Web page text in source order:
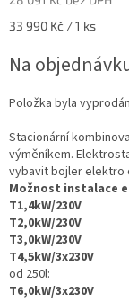
Měrná
33 990 Kč / 1 ks
Na
Položka byla
Stacionární
výměníkem.
vybavit bojler elektro
Možnost instalace
T1,4kW/230V
T2,0kW/230V
T3,0kW/230V
T4,5kW/3x230V
od 250l:
T6,0kW/3x230V